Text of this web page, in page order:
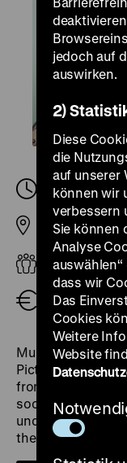
Sonntag,
Pei-Bau
Geflüchtete,
Eintritt frei
Multaka offer
Picture!”
from 16th-century
social class,
understandable
the games and
jedoch auf
auswirken.
2)
Diese
die
auf unserer
können wir
verbessern
Sie können
Analyse
dass wir
Das
Cookies
Weitere
Website